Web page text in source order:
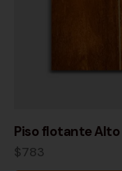
Piso flotante Alto
$783